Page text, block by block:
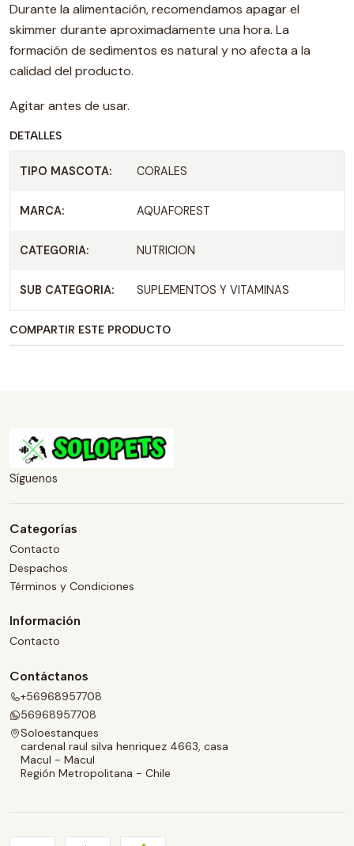
Durante la alimentación, recomendamos apagar el
skimmer durante aproximadamente una hora. La
formación de sedimentos es natural y no afecta a la
calidad del producto.
Agitar antes de usar.
DETALLES
TIPO MASCOTA: CORALES
MARCA: AQUAFOREST
CATEGORIA: NUTRICION
SUB CATEGORIA: SUPLEMENTOS Y VITAMINAS
COMPARTIR ESTE PRODUCTO
Síguenos
Categorías
Contacto
Despachos
Términos y Condiciones
Información
Contacto
Contáctanos
+56968957708
56968957708
Soloestanques
cardenal raul silva henriquez 4663, casa
Macul - Macul
Región Metropolitana - Chile